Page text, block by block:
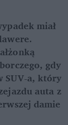
miał
gdy
SUV-a, który
auta z
damie